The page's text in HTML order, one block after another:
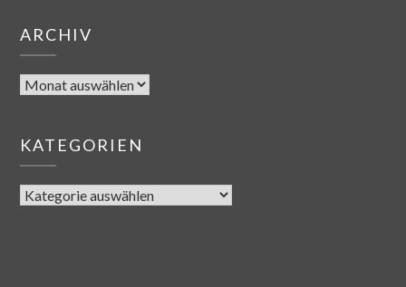
ARCHIV
KATEGORIEN